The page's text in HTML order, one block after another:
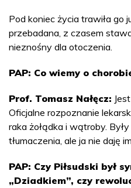
Pod koniec życia trawiła go
przebadana, z czasem
nieznośny dla otoczenia.
PAP: Co wiemy o
Prof. Tomasz Nałęcz:
Oficjalne rozpoznanie
raka żołądka i wątroby.
tłumaczenia, ale ja nie daję
PAP: Czy Piłsudski był
„Dziadkiem”, czy